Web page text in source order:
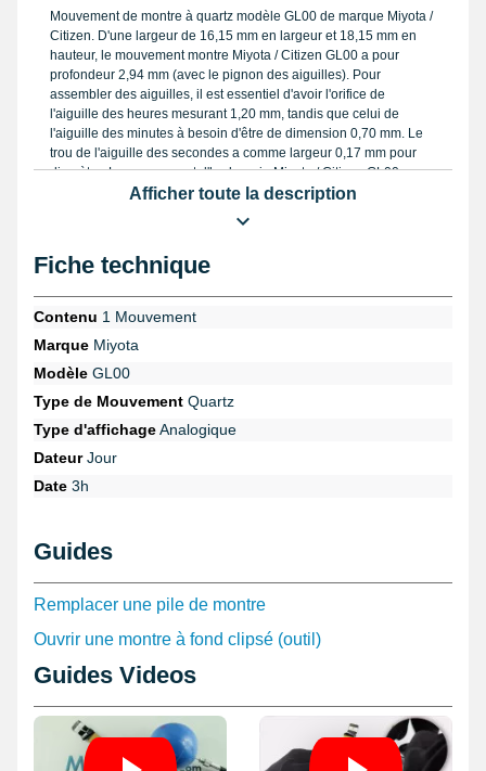
Mouvement de montre à quartz modèle GL00 de marque Miyota /
Citizen. D'une largeur de 16,15 mm en largeur et 18,15 mm en
hauteur, le mouvement montre Miyota / Citizen GL00 a pour
profondeur 2,94 mm (avec le pignon des aiguilles). Pour
assembler des aiguilles, il est essentiel d'avoir l'orifice de
l'aiguille des heures mesurant 1,20 mm, tandis que celui de
l'aiguille des minutes à besoin d'être de dimension 0,70 mm. Le
trou de l'aiguille des secondes a comme largeur 0,17 mm pour
diamètre. Le mouvement d'horlogerie Miyota / Citizen GL00
fonctionne grâce à unePile AG1 LR621 montre bouton pas chère
Afficher toute la description
Fiche technique
Contenu 1 Mouvement
Marque Miyota
Modèle GL00
Type de Mouvement Quartz
Type d'affichageAnalogique
DateurJour
Date 3h
Guides
Remplacer une pile de montre
Ouvrir une montre à fond clipsé (outil)
Guides Videos